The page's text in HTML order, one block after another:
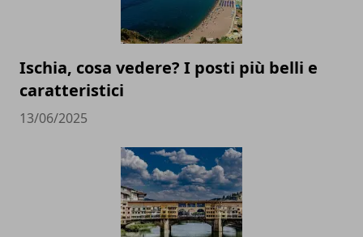
Ischia, cosa vedere? I posti più belli e
caratteristici
13/06/2025